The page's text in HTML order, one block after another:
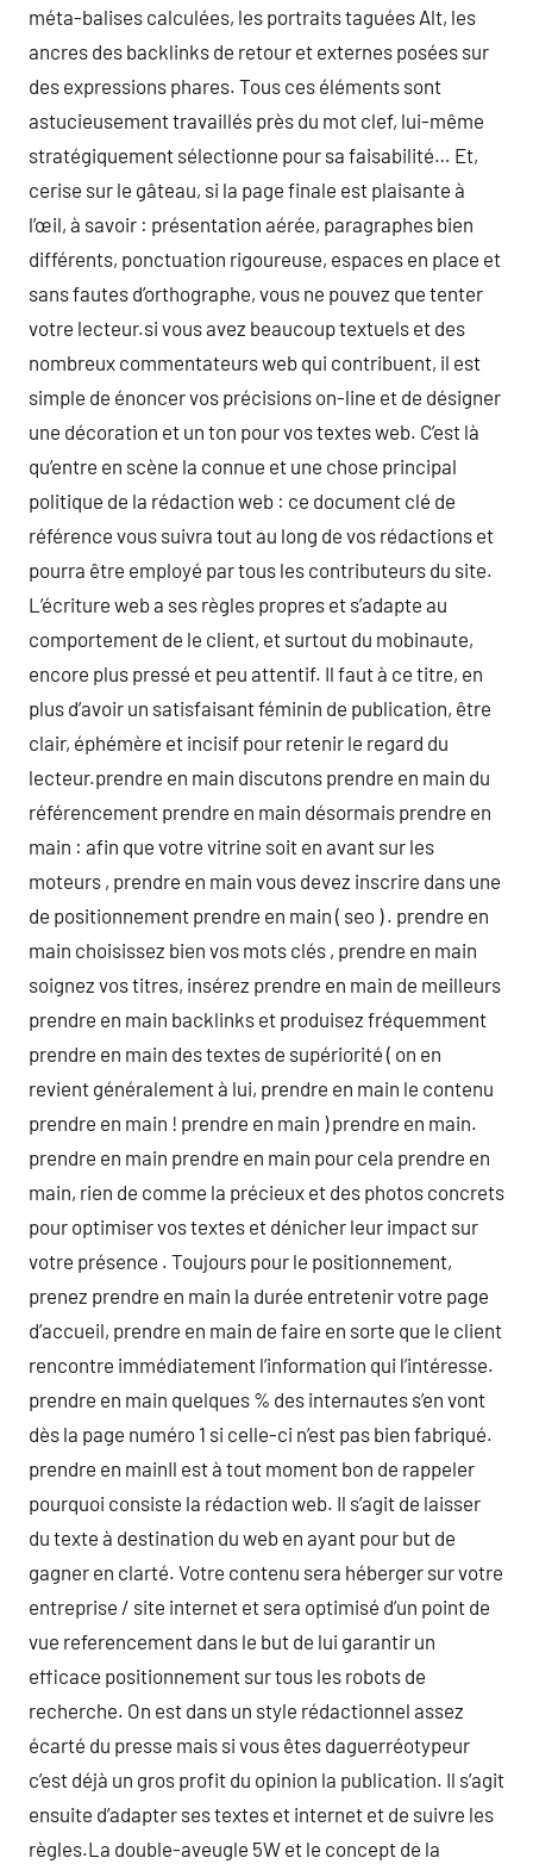
méta-balises calculées, les portraits taguées Alt, les
ancres des backlinks de retour et externes posées sur
des expressions phares. Tous ces éléments sont
astucieusement travaillés près du mot clef, lui-même
stratégiquement sélectionne pour sa faisabilité… Et,
cerise sur le gâteau, si la page finale est plaisante à
l’œil, à savoir : présentation aérée, paragraphes bien
différents, ponctuation rigoureuse, espaces en place et
sans fautes d’orthographe, vous ne pouvez que tenter
votre lecteur.si vous avez beaucoup textuels et des
nombreux commentateurs web qui contribuent, il est
simple de énoncer vos précisions on-line et de désigner
une décoration et un ton pour vos textes web. C’est là
qu’entre en scène la connue et une chose principal
politique de la rédaction web : ce document clé de
référence vous suivra tout au long de vos rédactions et
pourra être employé par tous les contributeurs du site.
L’écriture web a ses règles propres et s’adapte au
comportement de le client, et surtout du mobinaute,
encore plus pressé et peu attentif. Il faut à ce titre, en
plus d’avoir un satisfaisant féminin de publication, être
clair, éphémère et incisif pour retenir le regard du
lecteur.prendre en main discutons prendre en main du
référencement prendre en main désormais prendre en
main : afin que votre vitrine soit en avant sur les
moteurs , prendre en main vous devez inscrire dans une
de positionnement prendre en main ( seo ) . prendre en
main choisissez bien vos mots clés , prendre en main
soignez vos titres, insérez prendre en main de meilleurs
prendre en main backlinks et produisez fréquemment
prendre en main des textes de supériorité ( on en
revient généralement à lui, prendre en main le contenu
prendre en main ! prendre en main ) prendre en main.
prendre en main prendre en main pour cela prendre en
main, rien de comme la précieux et des photos concrets
pour optimiser vos textes et dénicher leur impact sur
votre présence . Toujours pour le positionnement,
prenez prendre en main la durée entretenir votre page
d’accueil, prendre en main de faire en sorte que le client
rencontre immédiatement l’information qui l’intéresse.
prendre en main quelques % des internautes s’en vont
dès la page numéro 1 si celle-ci n’est pas bien fabriqué.
prendre en mainIl est à tout moment bon de rappeler
pourquoi consiste la rédaction web. Il s’agit de laisser
du texte à destination du web en ayant pour but de
gagner en clarté. Votre contenu sera héberger sur votre
entreprise / site internet et sera optimisé d’un point de
vue referencement dans le but de lui garantir un
efficace positionnement sur tous les robots de
recherche. On est dans un style rédactionnel assez
écarté du presse mais si vous êtes daguerréotypeur
c’est déjà un gros profit du opinion la publication. Il s’agit
ensuite d’adapter ses textes et internet et de suivre les
règles.La double-aveugle 5W et le concept de la